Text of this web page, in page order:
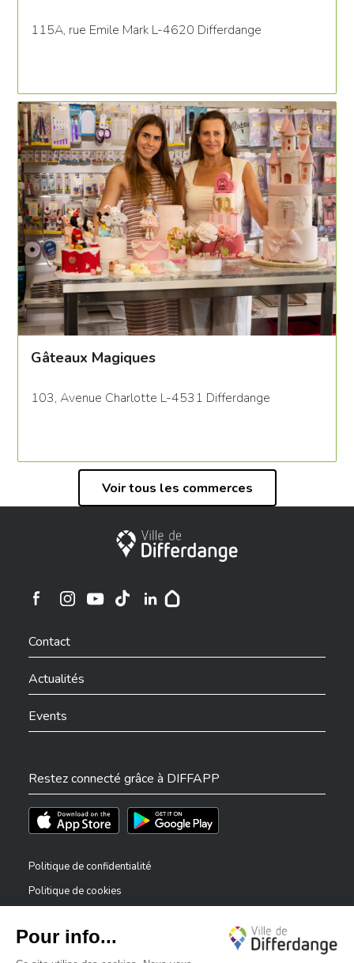
115A, rue Emile Mark L-4620 Differdange
Gâteaux Magiques
103, Avenue Charlotte L-4531 Differdange
Voir tous les commerces
Ville de Differdange
Ville de Differdange sur Instagram
Contact
Actualités
Events
Restez connecté grâce à DIFFAPP
Téléchargez l'app sur l'App StoreTéléchargez l'app sur Play Store
Politique de confidentialité
Politique de cookies
Déclaration d’accessibilité
✕